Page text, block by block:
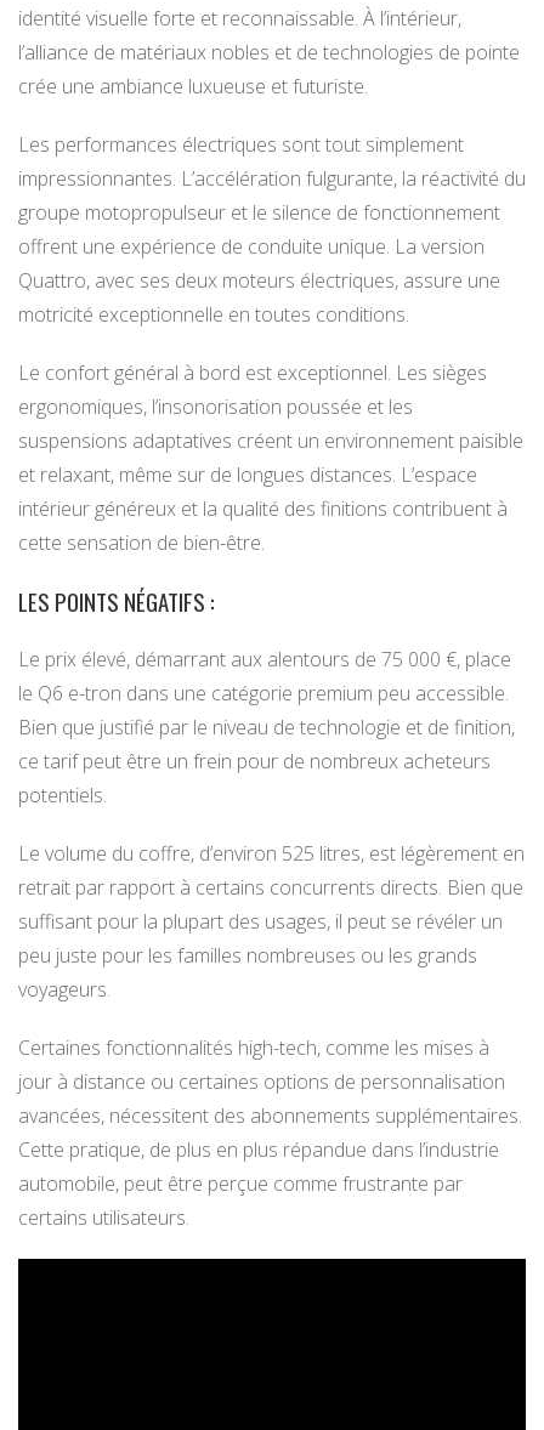
identité visuelle forte et reconnaissable. À l’intérieur,
l’alliance de matériaux nobles et de technologies de pointe
crée une ambiance luxueuse et futuriste.
Les performances électriques sont tout simplement
impressionnantes. L’accélération fulgurante, la réactivité du
groupe motopropulseur et le silence de fonctionnement
offrent une expérience de conduite unique. La version
Quattro, avec ses deux moteurs électriques, assure une
motricité exceptionnelle en toutes conditions.
Le confort général à bord est exceptionnel. Les sièges
ergonomiques, l’insonorisation poussée et les
suspensions adaptatives créent un environnement paisible
et relaxant, même sur de longues distances. L’espace
intérieur généreux et la qualité des finitions contribuent à
cette sensation de bien-être.
LES POINTS NÉGATIFS :
Le prix élevé, démarrant aux alentours de 75 000 €, place
le Q6 e-tron dans une catégorie premium peu accessible.
Bien que justifié par le niveau de technologie et de finition,
ce tarif peut être un frein pour de nombreux acheteurs
potentiels.
Le volume du coffre, d’environ 525 litres, est légèrement en
retrait par rapport à certains concurrents directs. Bien que
suffisant pour la plupart des usages, il peut se révéler un
peu juste pour les familles nombreuses ou les grands
voyageurs.
Certaines fonctionnalités high-tech, comme les mises à
jour à distance ou certaines options de personnalisation
avancées, nécessitent des abonnements supplémentaires.
Cette pratique, de plus en plus répandue dans l’industrie
automobile, peut être perçue comme frustrante par
certains utilisateurs.